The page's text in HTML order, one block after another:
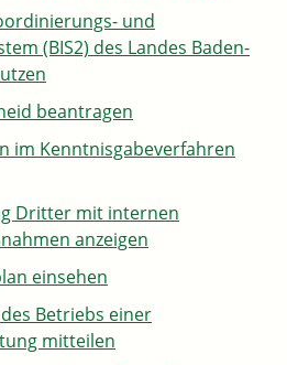
und
(BIS2) des Landes Baden-
beantragen
im Kenntnisgabeverfahren
Dritter mit internen
anzeigen
einsehen
Betriebs einer
mitteilen